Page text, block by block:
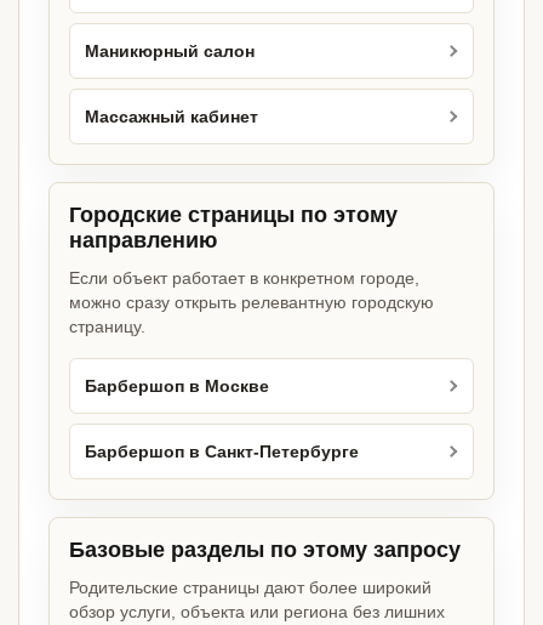
Маникюрный салон
Массажный кабинет
Городские страницы по этому
направлению
Если объект работает в конкретном городе,
можно сразу открыть релевантную городскую
страницу.
Барбершоп в Москве
Барбершоп в Санкт-Петербурге
Базовые разделы по этому запросу
Родительские страницы дают более широкий
обзор услуги, объекта или региона без лишних